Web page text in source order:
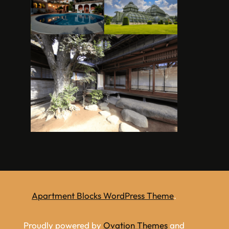
Apartment Blocks WordPress Theme.
Proudly powered byOvation Themesand